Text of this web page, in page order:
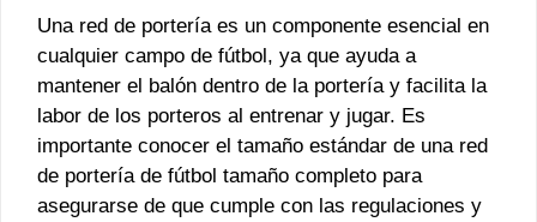
Una red de portería es un componente esencial en
cualquier campo de fútbol, ya que ayuda a
mantener el balón dentro de la portería y facilita la
labor de los porteros al entrenar y jugar. Es
importante conocer el tamaño estándar de una red
de portería de fútbol tamaño completo para
asegurarse de que cumple con las regulaciones y